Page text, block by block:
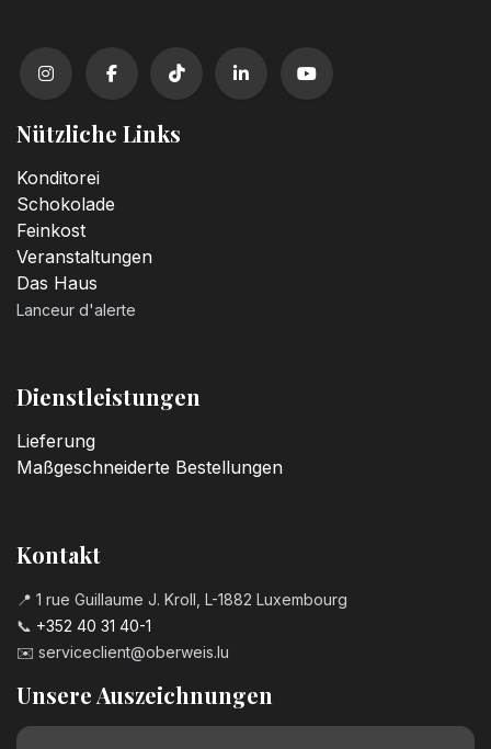
Nützliche Links
Konditorei
Schokolade
Feinkost
Veranstaltungen
Das Haus
Lanceur d'alerte
Dienstleistungen
Lieferung
Maßgeschneiderte Bestellungen
Kontakt
📍 1 rue Guillaume J. Kroll, L-1882 Luxembourg
📞 +352 40 31 40-1
✉️ serviceclient@oberweis.lu
Unsere Auszeichnungen